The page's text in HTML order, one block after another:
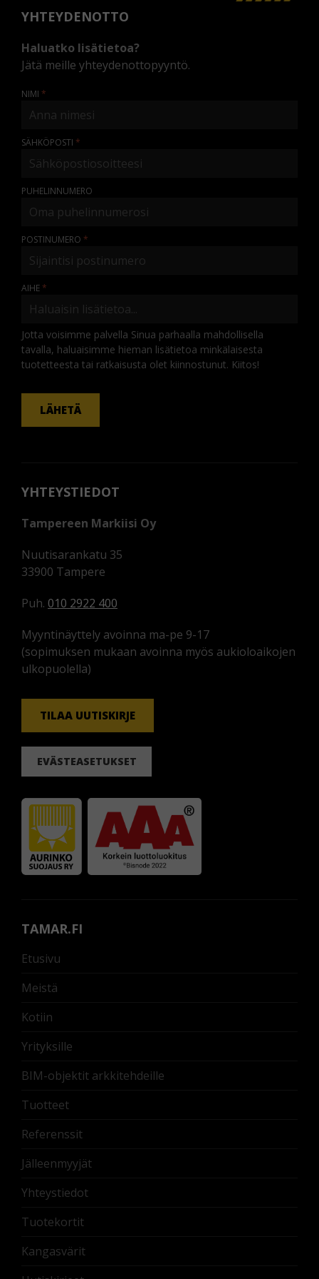
YHTEYDENOTTO
Haluatko lisätietoa?
Jätä meille yhteydenottopyyntö.
NIMI
SÄHKÖPOSTI
PUHELINNUMERO
POSTINUMERO
AIHE
Jotta voisimme palvella Sinua parhaalla mahdollisella
tavalla, haluaisimme hieman lisätietoa minkälaisesta
tuotetteesta tai ratkaisusta olet kiinnostunut. Kiitos!
KOMMENTTI
LÄHETÄ
YHTEYSTIEDOT
Tampereen Markiisi Oy
Nuutisarankatu 35
33900 Tampere
Puh. 010 2922 400
Myyntinäyttely avoinna ma-pe 9-17
(sopimuksen mukaan avoinna myös aukioloaikojen
ulkopuolella)
TILAA UUTISKIRJE
EVÄSTEASETUKSET
TAMAR.FI
Etusivu
Meistä
Kotiin
Yrityksille
BIM-objektit arkkitehdeille
Tuotteet
Referenssit
Jälleenmyyjät
Yhteystiedot
Tuotekortit
Kangasvärit